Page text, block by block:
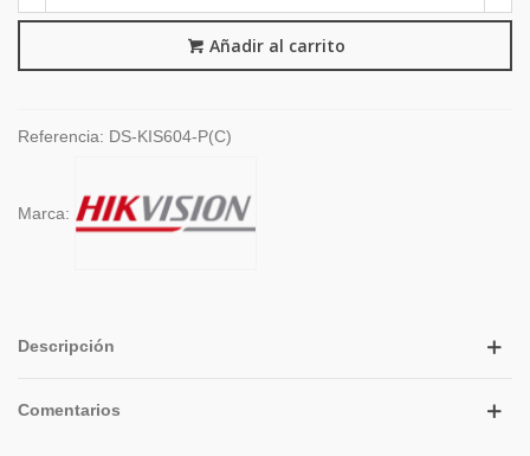
Añadir al carrito
Referencia: DS-KIS604-P(C)
Marca:
Descripción
Comentarios